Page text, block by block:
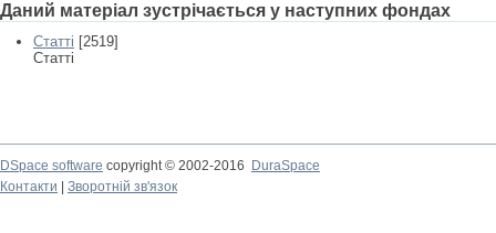
Даний матеріал зустрічається у наступних фондах
Статті [2519]
Статті
DSpace software copyright © 2002-2016
DuraSpace
Контакти
Зворотній зв'язок